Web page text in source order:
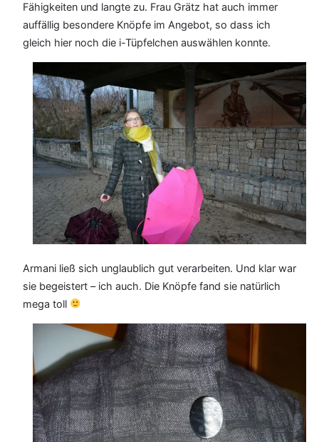
Fähigkeiten und langte zu. Frau Grätz hat auch immer
auffällig besondere Knöpfe im Angebot, so dass ich
gleich hier noch die i-Tüpfelchen auswählen konnte.
Armani ließ sich unglaublich gut verarbeiten. Und klar war
sie begeistert – ich auch. Die Knöpfe fand sie natürlich
mega toll